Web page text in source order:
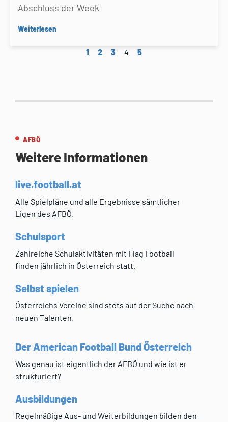
Abschluss der Week
Weiterlesen
1 2 3 4 5
AFBÖ
Weitere Informationen
live.football.at
Alle Spielpläne und alle Ergebnisse sämtlicher
Ligen des AFBÖ.
Schulsport
Zahlreiche Schulaktivitäten mit Flag Football
finden jährlich in Österreich statt.
Selbst spielen
Österreichs Vereine sind stets auf der Suche nach
neuen Talenten.
Der American Football Bund Österreich
Was genau ist eigentlich der AFBÖ und wie ist er
strukturiert?
Ausbildungen
Regelmäßige Aus- und Weiterbildungen bilden den